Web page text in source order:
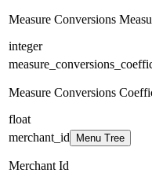
Measure Conversions
integer
Measure Conversions
float
merchant_id
Menu Tree
Merchant Id